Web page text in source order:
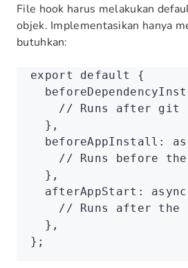
File hook harus melakukan
objek. Implementasikan hanya
butuhkan:
export default
{
// Runs after git
  }
,
  beforeAppInstall
:
// Runs before
  }
,
  afterAppStart
: async
// Runs after the
  }
,
};